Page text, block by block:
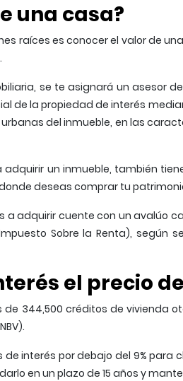
una casa?
raíces es conocer el valor de
se te asignará un asesor
de la propiedad de interés
del inmueble, en las
un inmueble, también
deseas comprar tu
adquirir cuente con un avalúo
Sobre la Renta),
el precio
de 344,500 créditos de vivienda
interés por debajo del 9%
en un plazo de 15 años y